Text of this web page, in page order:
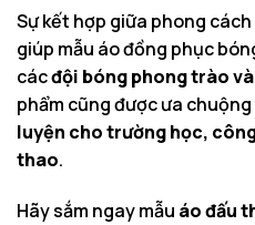
Sự kết hợp giữa phong
giúp mẫu áo đồng phục
cácđội bóng phong trào
phẩm cũng được ưa
luyện cho trường học,
thao.
Hãy sắm ngay mẫu áo đấu